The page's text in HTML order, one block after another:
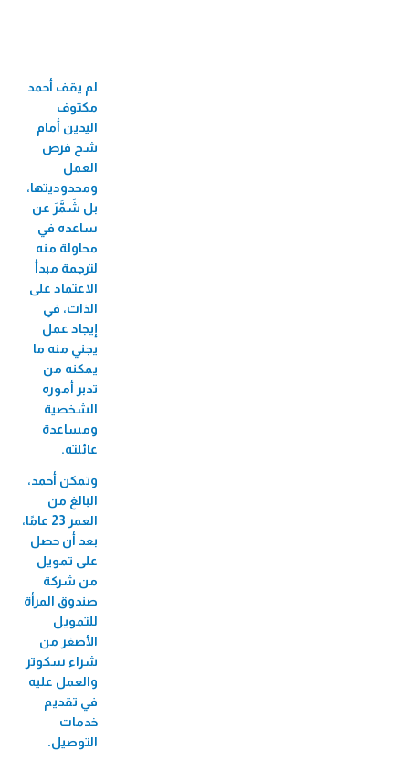
82 منحة جامعية
3,424 مستفيد/
270,930 مستفيد/ة من التأمين
لم يقف أحمد
مكتوف
اليدين أمام
شح فرص
العمل
ومحدوديتها،
بل شَمَّرَ عن
ساعده في
محاولة منه
لترجمة مبدأ
الاعتماد على
الذات، في
إيجاد عمل
يجني منه ما
يمكنه من
تدبر أموره
الشخصية
ومساعدة
عائلته.
وتمكن أحمد،
البالغ من
العمر 23 عامًا،
بعد أن حصل
على تمويل
من شركة
صندوق المرأة
للتمويل
الأصغر من
شراء سكوتر
والعمل عليه
في تقديم
خدمات
التوصيل.